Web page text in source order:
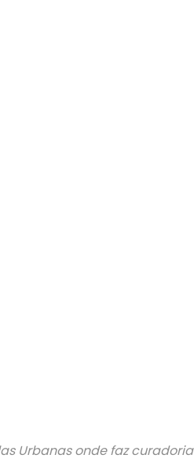
Urbanas onde faz curadoria